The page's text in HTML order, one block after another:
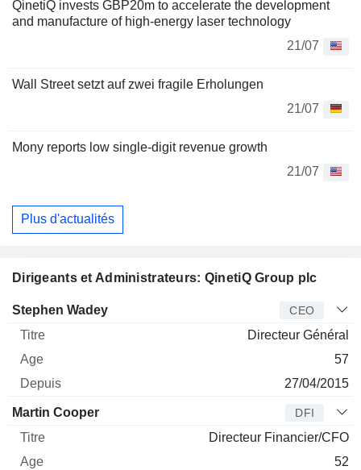
QinetiQ invests GBP20m to accelerate the development
and manufacture of high-energy laser technology
21/07
Wall Street setzt auf zwei fragile Erholungen
21/07
Mony reports low single-digit revenue growth
21/07
Plus d'actualités
Dirigeants et Administrateurs: QinetiQ Group plc
Dirigeant Titre Age
Stephen Wadey CEO
Directeur Général
57
27/04/2015
Martin Cooper DFI
Directeur Financier/CFO
52